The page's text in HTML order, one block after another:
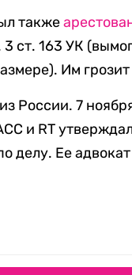
также
ст. 163 УК
Им
России. 7
и RT
делу. Ее